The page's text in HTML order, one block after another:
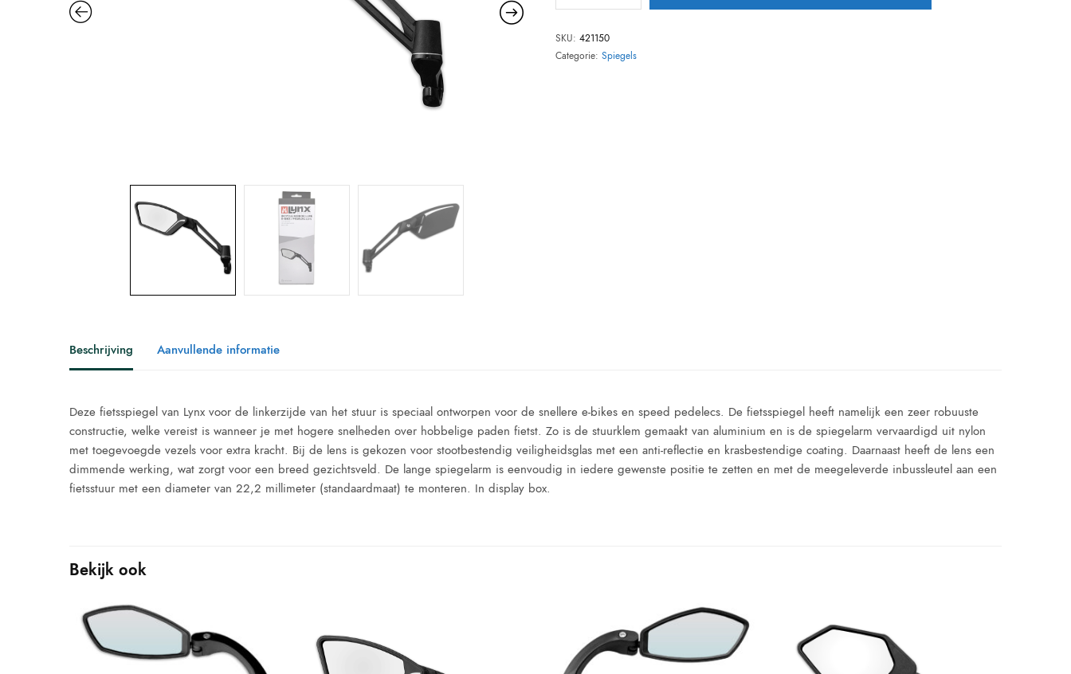
SKU: 421150
Categorie: Spiegels
Beschrijving Aanvullende informatie
Deze fietsspiegel van Lynx voor de linkerzijde van het stuur is speciaal ontworpen voor de snellere e-bikes en speed pedelecs. De fietsspiegel heeft namelijk een zeer robuuste
constructie, welke vereist is wanneer je met hogere snelheden over hobbelige paden fietst. Zo is de stuurklem gemaakt van aluminium en is de spiegelarm vervaardigd uit nylon
met toegevoegde vezels voor extra kracht. Bij de lens is gekozen voor stootbestendig veiligheidsglas met een anti-reflectie en krasbestendige coating. Daarnaast heeft de lens een
dimmende werking, wat zorgt voor een breed gezichtsveld. De lange spiegelarm is eenvoudig in iedere gewenste positie te zetten en met de meegeleverde inbussleutel aan een
fietsstuur met een diameter van 22,2 millimeter (standaardmaat) te monteren. In display box.
Bekijk ook